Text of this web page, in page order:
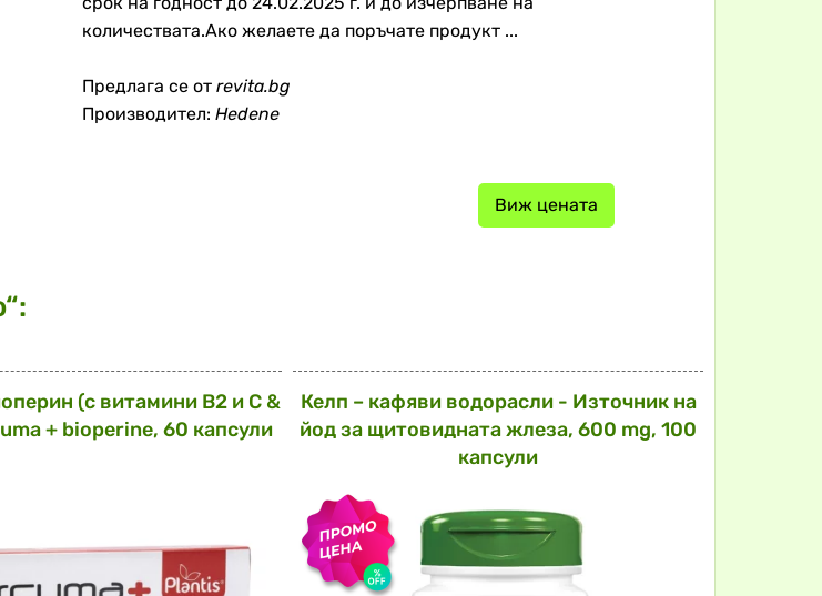
количествата.Ако желаете да поръчате продукт ...
Предлага се от revita.bg
Производител: Hedene
Виж цената
(с витамини В2 и С &
+ bioperine, 60 капсули
Келп – кафяви водорасли - Източник на
йод за щитовидната жлеза, 600 mg, 100
капсули